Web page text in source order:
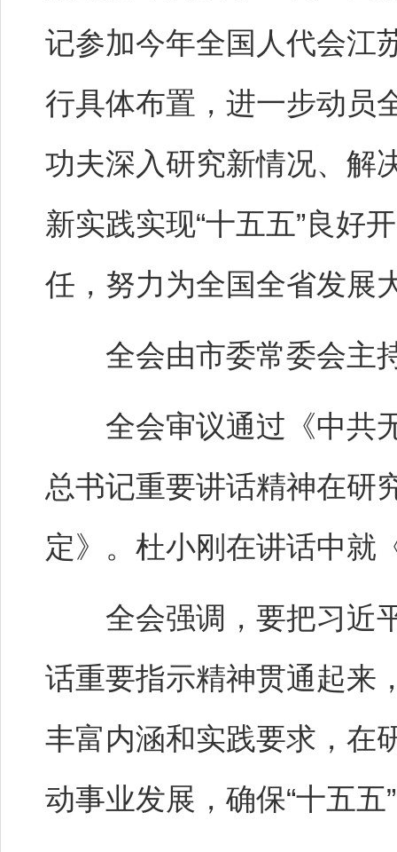
记参加今年全国人代会江
行具体布置，进一步动员
功夫深入研究新情况、解
新实践实现“十五五”良好
任，努力为全国全省发展
全会由市委常委会主
全会审议通过《中共无
总书记重要讲话精神在研
定》。杜小刚在讲话中就
全会强调，要把习近平
话重要指示精神贯通起来
丰富内涵和实践要求，在
动事业发展，确保“十五五